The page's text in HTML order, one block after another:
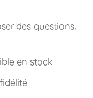
des questions,
en stock